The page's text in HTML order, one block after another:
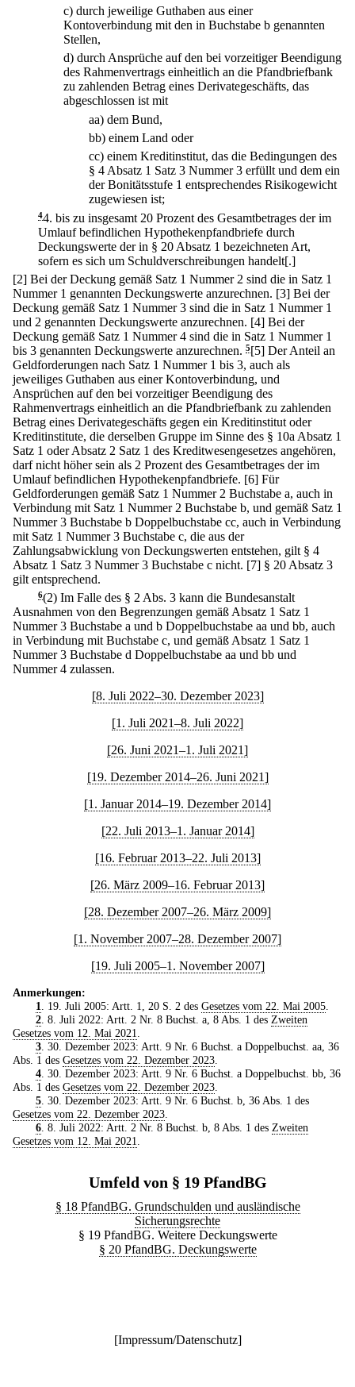
c) durch jeweilige Guthaben aus einer
Kontoverbindung mit den in Buchstabe b genannten
Stellen,
d) durch Ansprüche auf den bei vorzeitiger Beendigung
des Rahmenvertrags einheitlich an die Pfandbriefbank
zu zahlenden Betrag eines Derivategeschäfts, das
abgeschlossen ist mit
aa) dem Bund,
bb) einem Land oder
cc) einem Kreditinstitut, das die Bedingungen des
§ 4 Absatz 1 Satz 3 Nummer 3 erfüllt und dem ein
der Bonitätsstufe 1 entsprechendes Risikogewicht
zugewiesen ist;
44. bis zu insgesamt 20 Prozent des Gesamtbetrages der im
Umlauf befindlichen Hypothekenpfandbriefe durch
Deckungswerte der in § 20 Absatz 1 bezeichneten Art,
sofern es sich um Schuldverschreibungen handelt[.]
[2] Bei der Deckung gemäß Satz 1 Nummer 2 sind die in Satz 1
Nummer 1 genannten Deckungswerte anzurechnen. [3] Bei der
Deckung gemäß Satz 1 Nummer 3 sind die in Satz 1 Nummer 1
und 2 genannten Deckungswerte anzurechnen. [4] Bei der
Deckung gemäß Satz 1 Nummer 4 sind die in Satz 1 Nummer 1
bis 3 genannten Deckungswerte anzurechnen. 5[5] Der Anteil an
Geldforderungen nach Satz 1 Nummer 1 bis 3, auch als
jeweiliges Guthaben aus einer Kontoverbindung, und
Ansprüchen auf den bei vorzeitiger Beendigung des
Rahmenvertrags einheitlich an die Pfandbriefbank zu zahlenden
Betrag eines Derivategeschäfts gegen ein Kreditinstitut oder
Kreditinstitute, die derselben Gruppe im Sinne des § 10a Absatz 1
Satz 1 oder Absatz 2 Satz 1 des Kreditwesengesetzes angehören,
darf nicht höher sein als 2 Prozent des Gesamtbetrages der im
Umlauf befindlichen Hypothekenpfandbriefe. [6] Für
Geldforderungen gemäß Satz 1 Nummer 2 Buchstabe a, auch in
Verbindung mit Satz 1 Nummer 2 Buchstabe b, und gemäß Satz 1
Nummer 3 Buchstabe b Doppelbuchstabe cc, auch in Verbindung
mit Satz 1 Nummer 3 Buchstabe c, die aus der
Zahlungsabwicklung von Deckungswerten entstehen, gilt § 4
Absatz 1 Satz 3 Nummer 3 Buchstabe c nicht. [7] § 20 Absatz 3
gilt entsprechend.
6(2) Im Falle des § 2 Abs. 3 kann die Bundesanstalt
Ausnahmen von den Begrenzungen gemäß Absatz 1 Satz 1
Nummer 3 Buchstabe a und b Doppelbuchstabe aa und bb, auch
in Verbindung mit Buchstabe c, und gemäß Absatz 1 Satz 1
Nummer 3 Buchstabe d Doppelbuchstabe aa und bb und
Nummer 4 zulassen.
[8. Juli 2022–30. Dezember 2023]
[1. Juli 2021–8. Juli 2022]
[26. Juni 2021–1. Juli 2021]
[19. Dezember 2014–26. Juni 2021]
[1. Januar 2014–19. Dezember 2014]
[22. Juli 2013–1. Januar 2014]
[16. Februar 2013–22. Juli 2013]
[26. März 2009–16. Februar 2013]
[28. Dezember 2007–26. März 2009]
[1. November 2007–28. Dezember 2007]
[19. Juli 2005–1. November 2007]
Anmerkungen:
1
. 19. Juli 2005: Artt. 1, 20 S. 2 des Gesetzes vom 22. Mai 2005.
2. 8. Juli 2022: Artt. 2 Nr. 8 Buchst. a, 8 Abs. 1 des Zweiten
Gesetzes vom 12. Mai 2021
3. 30. Dezember 2023: Artt. 9 Nr. 6 Buchst. a Doppelbuchst. aa, 36
Abs. 1 des Gesetzes vom 22. Dezember 2023
4. 30. Dezember 2023: Artt. 9 Nr. 6 Buchst. a Doppelbuchst. bb, 36
Abs. 1 des Gesetzes vom 22. Dezember 2023
5. 30. Dezember 2023: Artt. 9 Nr. 6 Buchst. b, 36 Abs. 1 des
Gesetzes vom 22. Dezember 2023
6. 8. Juli 2022: Artt. 2 Nr. 8 Buchst. b, 8 Abs. 1 des Zweiten
Gesetzes vom 12. Mai 2021
Umfeld von § 19 PfandBG
§ 18 PfandBG. Grundschulden und ausländische
Sicherungsrechte
§ 19 PfandBG. Weitere Deckungswerte
§ 20 PfandBG. Deckungswerte
[Impressum/Datenschutz]